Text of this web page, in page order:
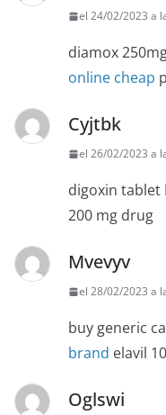
el 24/02/2023 a
diamox
online cheap
Cyjtbk
el 26/02/2023 a
digoxin tablet
200 mg drug
Mvevyv
el 28/02/2023 a
buy generic
brand elavil
Oglswi